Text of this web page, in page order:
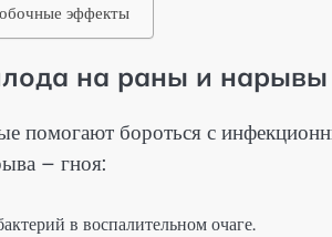
эффекты
на раны и нарывы
помогают бороться с
– гноя:
в воспалительном очаге.